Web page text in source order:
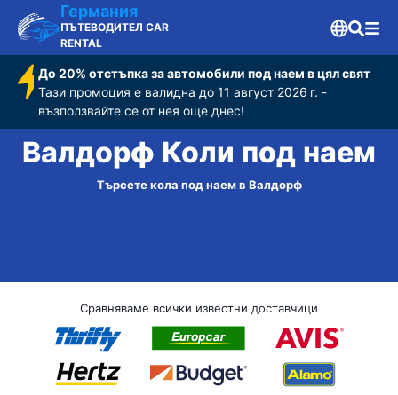
Германия
ПЪТЕВОДИТЕЛ CAR
RENTAL
До 20% отстъпка за автомобили под наем в цял свят
Тази промоция е валидна до 11 август 2026 г. -
възползвайте се от нея още днес!
Валдорф Коли под наем
Търсете кола под наем в Валдорф
Сравняваме всички известни доставчици